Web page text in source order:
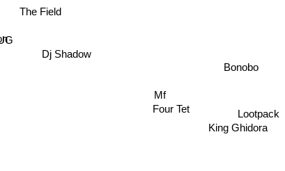
The Field
Dj Shadow
Four Tet
King Ghidora
Lootpack